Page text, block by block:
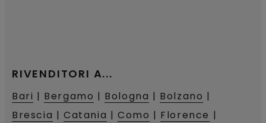
RIVENDITORI A...
Bari | Bergamo | Bologna | Bolzano |
Brescia |Catania |Como | Florence |